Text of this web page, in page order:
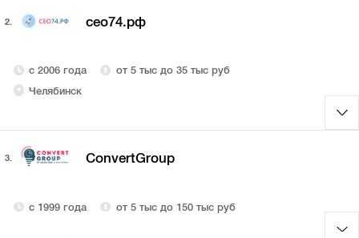
2. сео74.рф
с 2006 года
от 5 тыс до 35 тыс руб
Челябинск
3. ConvertGroup
с 1999 года от 5 тыс до 150 тыс руб